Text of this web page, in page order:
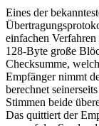
Eines der
einfachen
128-Byte große
Checksumme,
Empfänger nimmt
berechnet
Stimmen beide
Das quittiert der